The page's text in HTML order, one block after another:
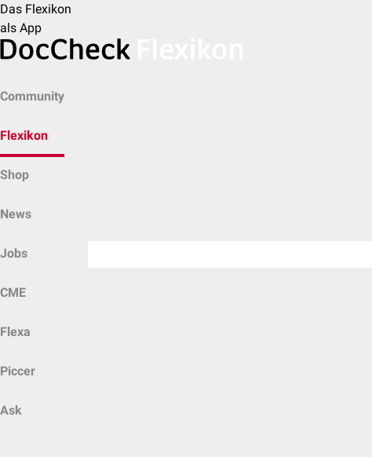
Das Flexikon
als App
Community
Flexikon
Shop
News
Jobs
CME
Flexa
Piccer
Ask